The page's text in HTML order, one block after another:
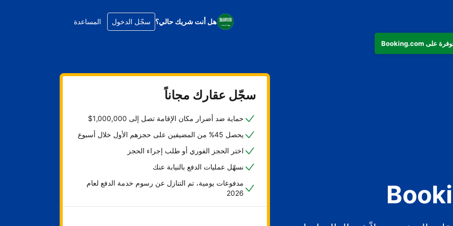
هل أنت شريك حالي؟ سجّل الدخول المساعدة
سجّل عقارك مجاناً
حماية ضد أضرار مكان الإقامة تصل إلى 1,000,000$
يحصل 45% من المضيفين على حجزهم الأول خلال أسبوع
اختر الحجز الفوري أو طلب إجراء الحجز
نسهّل عمليات الدفع بالنيابة عنك
مدفوعات يومية، تم التنازل عن رسوم خدمة الدفع لعام
2026